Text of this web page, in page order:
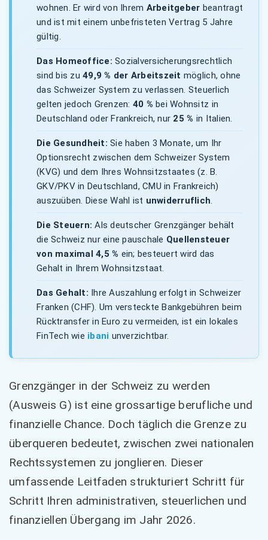
wohnen. Er wird von Ihrem Arbeitgeber beantragt
und ist mit einem unbefristeten Vertrag 5 Jahre
gültig.
Das Homeoffice: Sozialversicherungsrechtlich
sind bis zu49,9 % der Arbeitszeit möglich, ohne
das Schweizer System zu verlassen. Steuerlich
gelten jedoch Grenzen: 40 % bei Wohnsitz in
Deutschland oder Frankreich, nur 25 % in Italien.
Die Gesundheit: Sie haben 3 Monate, um Ihr
Optionsrecht zwischen dem Schweizer System
(KVG) und dem Ihres Wohnsitzstaates (z. B.
GKV/PKV in Deutschland, CMU in Frankreich)
auszuüben. Diese Wahl ist unwiderruflich.
Die Steuern: Als deutscher Grenzgänger behält
die Schweiz nur eine pauschale Quellensteuer
von maximal 4,5 % ein; besteuert wird das
Gehalt in Ihrem Wohnsitzstaat.
Das Gehalt: Ihre Auszahlung erfolgt in Schweizer
Franken (CHF). Um versteckte Bankgebühren beim
Rücktransfer in Euro zu vermeiden, ist ein lokales
FinTech wie ibani unverzichtbar.
Grenzgänger in der Schweiz zu werden
(Ausweis G) ist eine grossartige berufliche und
finanzielle Chance. Doch täglich die Grenze zu
überqueren bedeutet, zwischen zwei nationalen
Rechtssystemen zu jonglieren. Dieser
umfassende Leitfaden strukturiert Schritt für
Schritt Ihren administrativen, steuerlichen und
finanziellen Übergang im Jahr 2026.